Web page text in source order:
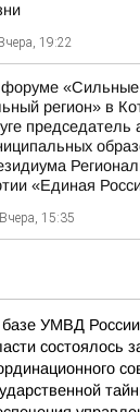
Вчера, 19:22
«Сильные
регион» в
председатель
«Единая
Вчера, 15:35
УМВД России
состоялось